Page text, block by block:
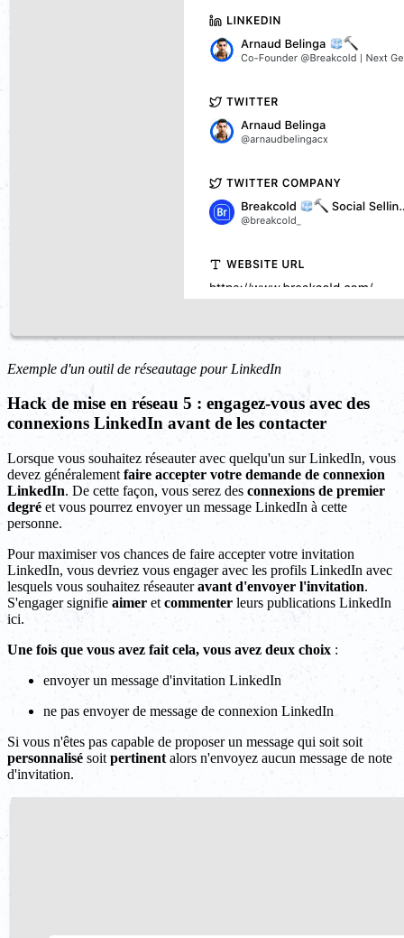
Exemple d'un outil de réseautage pour LinkedIn
Hack de mise en réseau 5 : engagez-vous avec des
connexions LinkedIn avant de les contacter
Lorsque vous souhaitez réseauter avec quelqu'un sur LinkedIn, vous
devez généralement faire accepter votre demande de connexion
LinkedIn. De cette façon, vous serez des connexions de premier
degré et vous pourrez envoyer un message LinkedIn à cette
personne.
Pour maximiser vos chances de faire accepter votre invitation
LinkedIn, vous devriez vous engager avec les profils LinkedIn avec
lesquels vous souhaitez réseauteravant d'envoyer l'invitation.
S'engager signifie aimer et commenter leurs publications LinkedIn
ici.
Une fois que vous avez fait cela, vous avez deux choix :
envoyer un message d'invitation LinkedIn
ne pas envoyer de message de connexion LinkedIn
Si vous n'êtes pas capable de proposer un message qui soit soit
personnalisé soit pertinent alors n'envoyez aucun message de note
d'invitation.